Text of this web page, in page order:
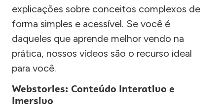
explicações sobre conceitos complexos de
forma simples e acessível. Se você é
daqueles que aprende melhor vendo na
prática, nossos vídeos são o recurso ideal
para você.
Webstories: Conteúdo Interativo e
Imersivo